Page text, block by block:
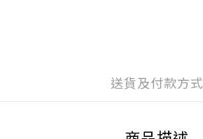
送貨及付款方式